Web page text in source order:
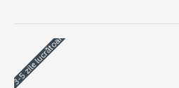
3-5 zile lucrătoare